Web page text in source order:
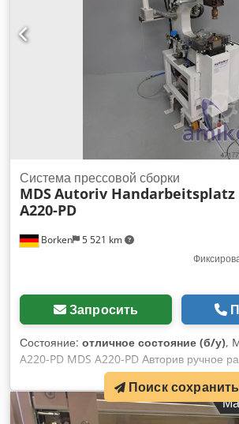
Borken 5 521 km
Система прессовой сборки
MDSAutoriv Handarbeitsplatz
A220-PD
Запросить
Состояние: отличное состояние (б/у),
A220-PD MDS A220-PD Авторив ручное
Монтажная система A220-PD — это
рабочее место для установки
Предназначение: Машина служит для
Поиск сохранить